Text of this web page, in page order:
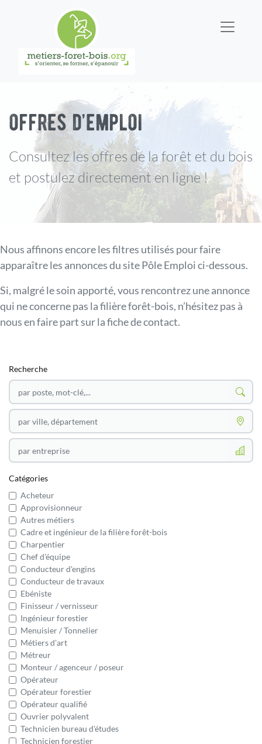
offres d’emploi
Consultez les offres de la forêt et du bois
et postulez directement en ligne !
Nous affinons encore les filtres utilisés pour faire
apparaître les annonces du site Pôle Emploi ci-dessous.
Si, malgré le soin apporté, vous rencontrez une annonce
qui ne concerne pas la filière forêt-bois, n’hésitez pas à
nous en faire part sur la fiche de contact.
Recherche
par poste, mot-clé,...
par ville, département
par entreprise
Catégories
Acheteur
Approvisionneur
Autres métiers
Cadre et ingénieur de la filière forêt-bois
Charpentier
Chef d'équipe
Conducteur d'engins
Conducteur de travaux
Ebéniste
Finisseur / vernisseur
Ingénieur forestier
Menuisier / Tonnelier
Métiers d'art
Métreur
Monteur / agenceur / poseur
Opérateur
Opérateur forestier
Opérateur qualifié
Ouvrier polyvalent
Technicien bureau d'études
Technicien forestier